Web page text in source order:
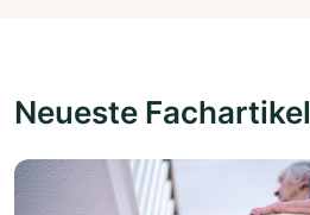
Neueste Fachartikel